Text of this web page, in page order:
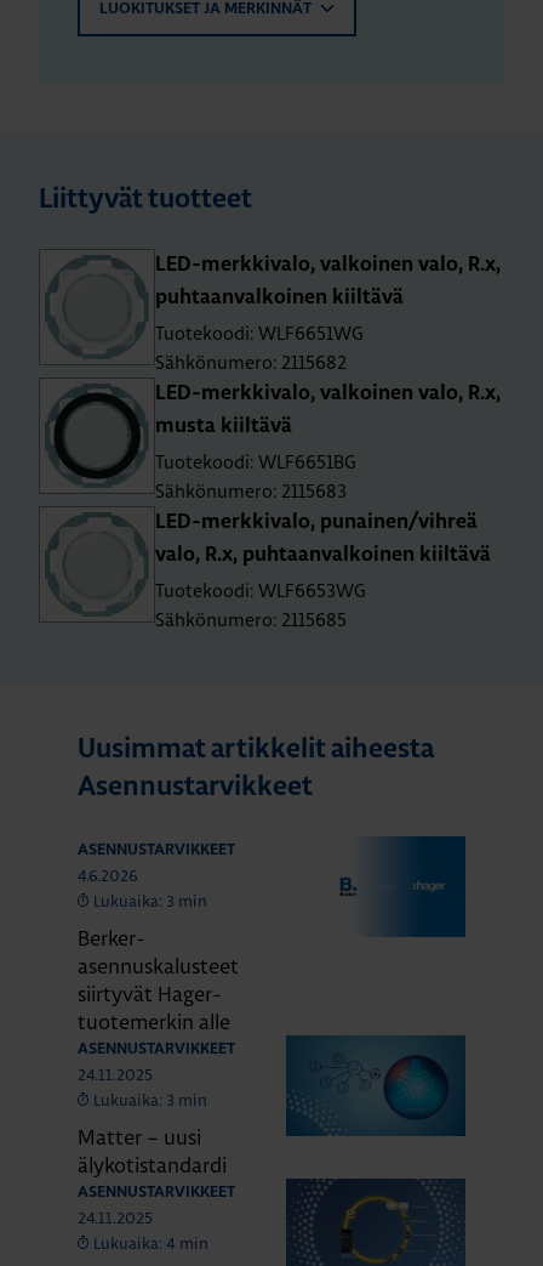
LUOKITUKSET JA MERKINNÄT
Liittyvät tuotteet
LED-merk­ki­va­lo, val­koi­nen valo, R.x,
puh­taan­val­koi­nen kiil­tä­vä
Tuotekoodi: WLF6651WG
Sähkönumero: 2115682
LED-merk­ki­va­lo, val­koi­nen valo, R.x,
musta kiil­tä­vä
Tuotekoodi: WLF6651BG
Sähkönumero: 2115683
LED-merk­ki­va­lo, pu­nai­nen/vih­reä
valo, R.x, puh­taan­val­koi­nen kiil­tä­vä
Tuotekoodi: WLF6653WG
Sähkönumero: 2115685
Uusimmat artikkelit aiheesta
Asennustarvikkeet
ASENNUSTARVIKKEET
4.6.2026
Lukuaika: 3 min
Berker-
asennuskalusteet
siirtyvät Hager-
tuotemerkin alle
ASENNUSTARVIKKEET
24.11.2025
Lukuaika: 3 min
Matter – uusi
älykotistandardi
ASENNUSTARVIKKEET
24.11.2025
Lukuaika: 4 min